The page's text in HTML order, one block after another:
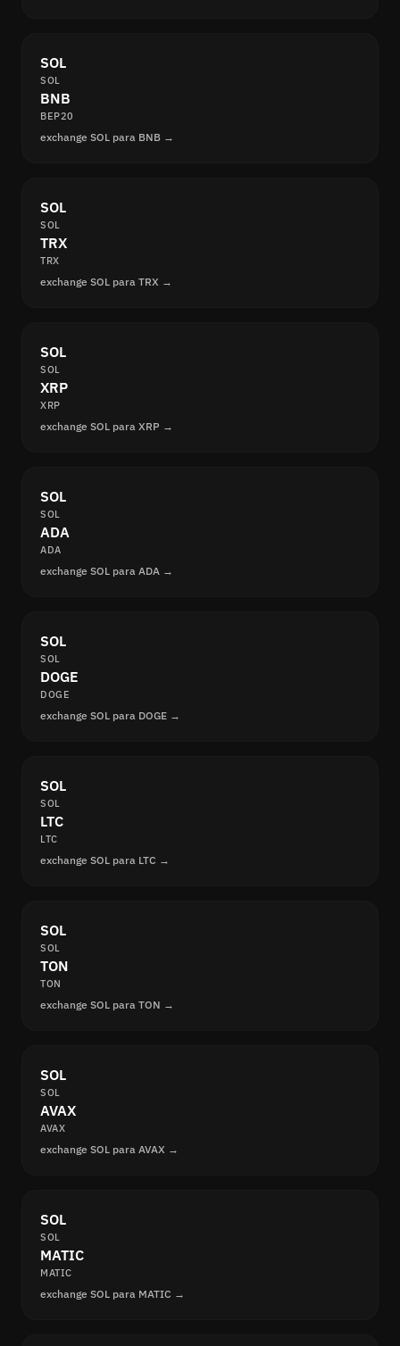
SOL
SOL
BNB
BEP20
exchange SOL para BNB →
SOL
SOL
TRX
TRX
exchange SOL para TRX →
SOL
SOL
XRP
XRP
exchange SOL para XRP →
SOL
SOL
ADA
ADA
exchange SOL para ADA →
SOL
SOL
DOGE
DOGE
exchange SOL para DOGE →
SOL
SOL
LTC
LTC
exchange SOL para LTC →
SOL
SOL
TON
TON
exchange SOL para TON →
SOL
SOL
AVAX
AVAX
exchange SOL para AVAX →
SOL
SOL
MATIC
MATIC
exchange SOL para MATIC →